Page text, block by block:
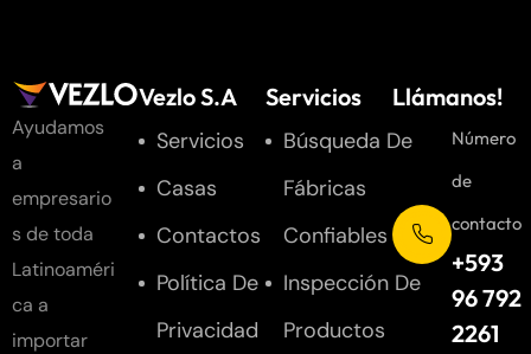
Ayudamos
a
empresario
s de toda
Latinoaméri
ca a
importar
Vezlo S.A
Servicios
Casas
Contactos
Política De
Privacidad
Servicios
Búsqueda De
Fábricas
Confiables
Inspección De
Productos
Llámanos!
Número
de
contacto
+593
96 792
2261